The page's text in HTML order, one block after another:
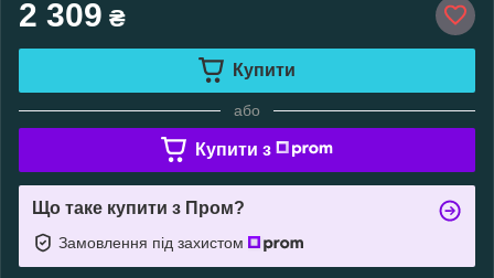
2 309 ₴
Купити
або
Купити з
Що таке купити з Пром?
Замовлення під захистом